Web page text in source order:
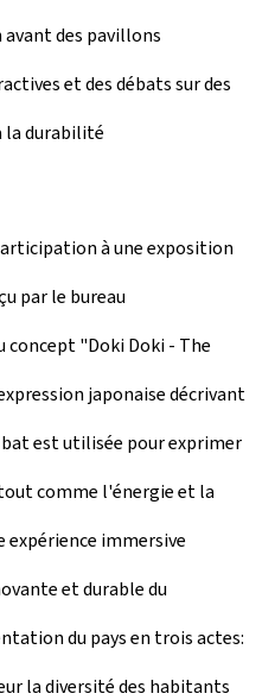
des pavillons
et des débats sur des
la durabilité
à une exposition
par le bureau
concept "Doki Doki - The
japonaise décrivant
est utilisée pour exprimer
comme l'énergie et la
expérience immersive
et durable du
du pays en trois actes:
la diversité des habitants